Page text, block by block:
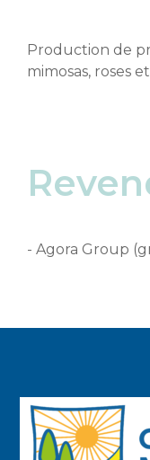
Production de
mimosas, roses
- Agora Group